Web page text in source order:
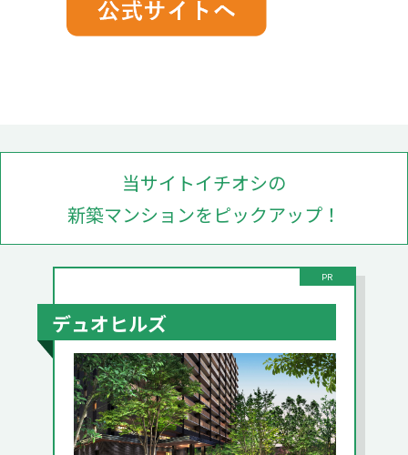
当サイトイチオシの
新築マンションをピックアップ！
デュオヒルズ
PR